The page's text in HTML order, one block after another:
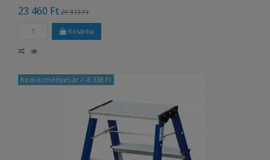
23 460 Ft 29 313 Ft
Kosárba
Kedvezményes ár/ -8 338 Ft